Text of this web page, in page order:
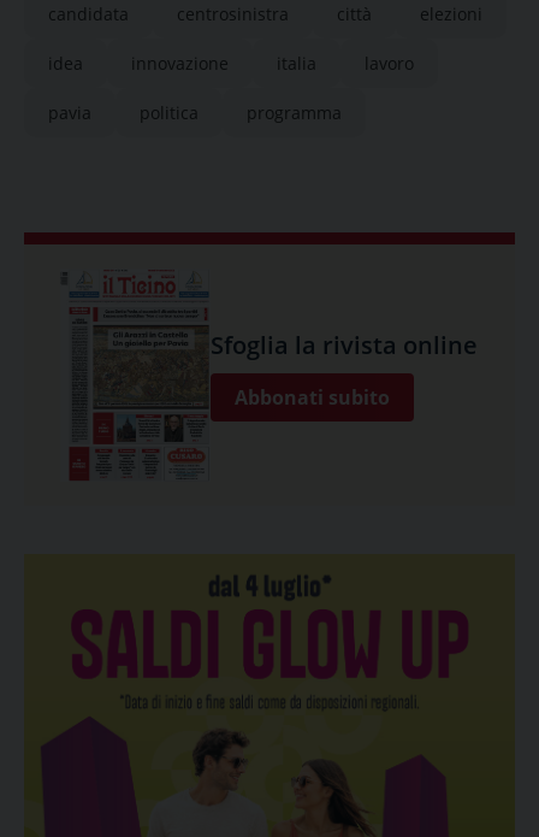
candidata centrosinistra città elezioni
idea innovazione italia lavoro
pavia politica programma
Sfoglia la rivista online
Abbonati subito